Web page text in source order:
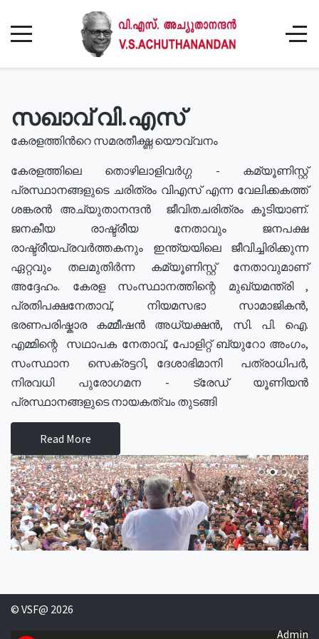
സഖാവ് വി.എസ്
കേരളത്തിൻറെ സമരതീക്ഷ്ണ യൌവ്വനം
കേരളത്തിലെ തൊഴിലാളിവർഗ്ഗ - കമ്യൂണിസ്റ്റ്
പ്രസ്ഥാനങ്ങളുടെ ചരിത്രം വിഎസ് എന്ന വേലിക്കകത്ത്
ശങ്കരൻ അച്യുതാനന്ദൻ ജീവിതചരിത്രം കൂടിയാണ്.
ജനകീയ രാഷ്ട്രീയ നേതാവും ജനപക്ഷ
രാഷ്ട്രീയപ്രവർത്തകനും ഇന്ത്യയിലെ ജീവിച്ചിരിക്കുന്ന
ഏറ്റവും തലമുതിർന്ന കമ്യൂണിസ്റ്റ് നേതാവുമാണ്
അദ്ദേഹം. കേരള സംസ്ഥാനത്തിന്റെ മുഖ്യമന്ത്രി ,
പ്രതിപക്ഷനേതാവ്, നിയമസഭാ സാമാജികൻ,
ഭരണപരിഷ്കാര കമ്മീഷൻ അധ്യക്ഷൻ, സി. പി. ഐ.
എമ്മിന്റെ സഥാപക നേതാവ്, പോളിറ്റ് ബ്യുറോ അംഗം,
സംസ്ഥാന സെക്രട്ടറി, ദേശാഭിമാനി പത്രാധിപർ,
നിരവധി പുരോഗമന - ട്രേഡ് യൂണിയൻ
പ്രസ്ഥാനങ്ങളുടെ നായകത്വം തുടങ്ങി
Read More
© VSF@ 2026
Admin